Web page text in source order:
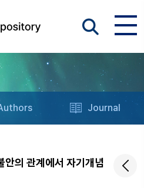
Journal
안의 관계에서 자기개념